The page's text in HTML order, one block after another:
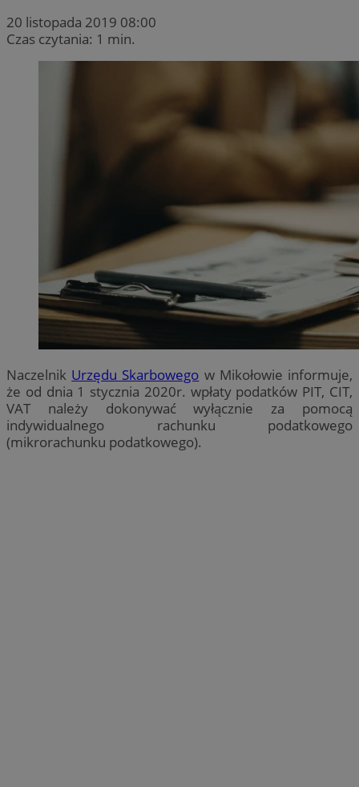
20 listopada 2019 08:00
Czas czytania: 1 min.
Naczelnik Urzędu Skarbowego w Mikołowie informuje,
że od dnia 1 stycznia 2020r. wpłaty podatków PIT, CIT,
VAT należy dokonywać wyłącznie za pomocą
indywidualnego rachunku podatkowego
(mikrorachunku podatkowego).